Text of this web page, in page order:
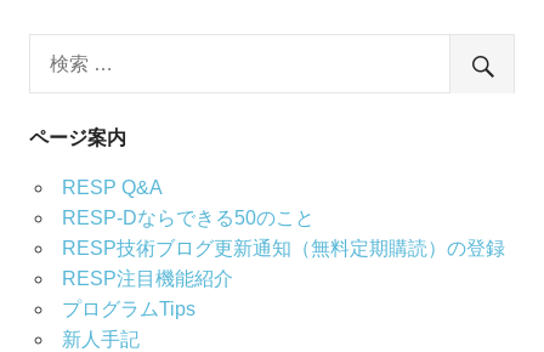
ページ案内
RESP Q&A
RESP-Dならできる50のこと
RESP技術ブログ更新通知（無料定期購読）の登録
RESP注目機能紹介
プログラムTips
新人手記